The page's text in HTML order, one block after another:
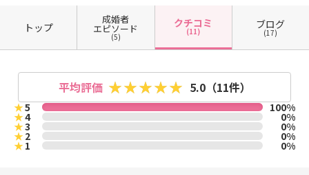
トップ
成婚者
エピソード
(5)
クチコミ
(11)
ブログ
(17)
平均評価 5.0（11件）
★5 100%
★4 0%
★3 0%
★2 0%
★1 0%